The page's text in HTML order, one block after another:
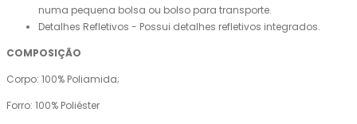
numa pequena bolsa ou bolso para transporte.
Detalhes Refletivos - Possui detalhes refletivos integrados.
COMPOSIÇÃO
Corpo: 100% Poliamida;
Forro: 100% Poliéster